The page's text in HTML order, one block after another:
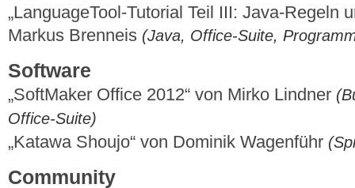
„LanguageTool-Tutorial Teil III: Java-Regeln
Markus Brenneis (Java, Office-Suite,
Software
„SoftMaker Office 2012“ von Mirko Lindner
Office-Suite)
„Katawa Shoujo“ von Dominik Wagenführ
Community